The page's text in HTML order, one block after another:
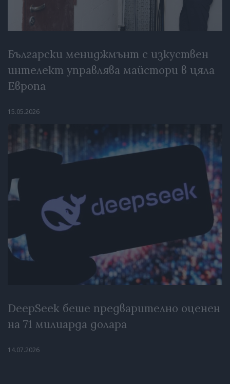
Български мениджмънт с изкуствен
интелект управлява майстори в цяла
Европа
15.05.2026
DeepSeek беше предварително оценен
на 71 милиарда долара
14.07.2026